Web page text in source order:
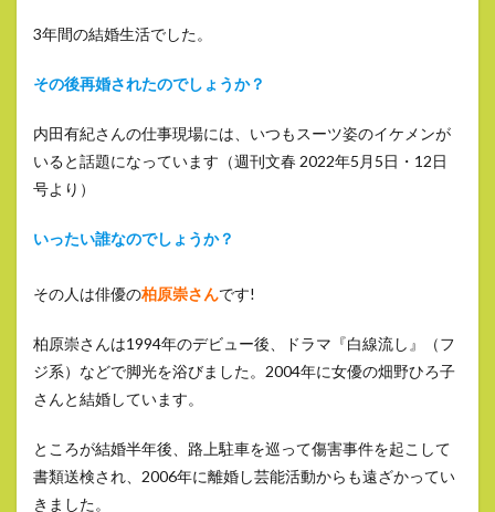
3年間の結婚生活でした。
その後再婚されたのでしょうか？
内田有紀さんの仕事現場には、いつもスーツ姿のイケメンが
いると話題になっています（週刊文春 2022年5月5日・12日
号より）
いったい誰なのでしょうか？
その人は俳優の柏原崇さんです!
柏原崇さんは1994年のデビュー後、ドラマ『白線流し』（フ
ジ系）などで脚光を浴びました。2004年に女優の畑野ひろ子
さんと結婚しています。
ところが結婚半年後、路上駐車を巡って傷害事件を起こして
書類送検され、2006年に離婚し芸能活動からも遠ざかってい
きました。